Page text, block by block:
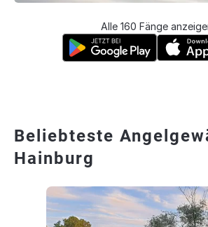
Alle 160 Fänge
Beliebteste
Hainburg